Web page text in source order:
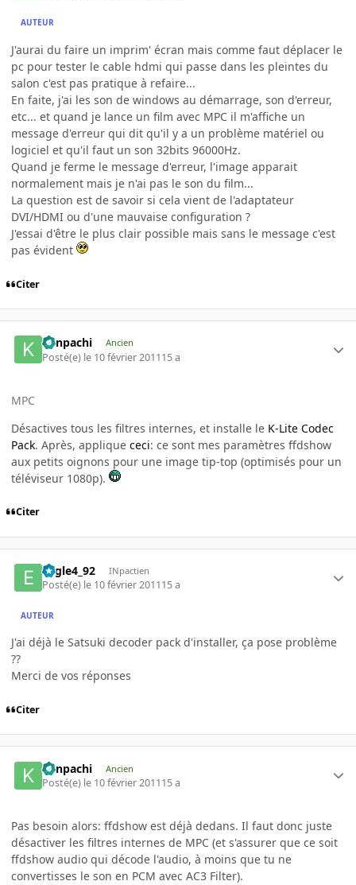
AUTEUR
J'aurai du faire un imprim' écran mais comme faut déplacer le
pc pour tester le cable hdmi qui passe dans les pleintes du
salon c'est pas pratique à refaire...
En faite, j'ai les son de windows au démarrage, son d'erreur,
etc... et quand je lance un film avec MPC il m'affiche un
message d'erreur qui dit qu'il y a un problème matériel ou
logiciel et qu'il faut un son 32bits 96000Hz.
Quand je ferme le message d'erreur, l'image apparait
normalement mais je n'ai pas le son du film...
La question est de savoir si cela vient de l'adaptateur
DVI/HDMI ou d'une mauvaise configuration ?
J'essai d'être le plus clair possible mais sans le message c'est
pas évident
Citer
Kenpachi Ancien
Posté(e) le 10 février 201115 a
MPC
Désactives tous les filtres internes, et installe le K-Lite Codec
Pack. Après, applique ceci: ce sont mes paramètres ffdshow
aux petits oignons pour une image tip-top (optimisés pour un
téléviseur 1080p).
Citer
Eagle4_92 INpactien
Posté(e) le 10 février 201115 a
AUTEUR
J'ai déjà le Satsuki decoder pack d'installer, ça pose problème
??
Merci de vos réponses
Citer
Kenpachi Ancien
Posté(e) le 10 février 201115 a
Pas besoin alors: ffdshow est déjà dedans. Il faut donc juste
désactiver les filtres internes de MPC (et s'assurer que ce soit
ffdshow audio qui décode l'audio, à moins que tu ne
convertisses le son en PCM avec AC3 Filter).